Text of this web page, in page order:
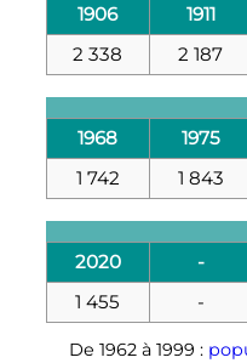
1906
1911
2 338
2 187
1968
1975
1 742
1 843
2020
-
1 455
-
De 1962 à 1999 :